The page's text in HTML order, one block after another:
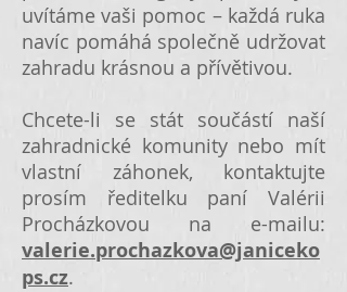
uvítáme vaši pomoc – každá ruka
navíc pomáhá společně udržovat
zahradu krásnou a přívětivou.
Chcete-li se stát součástí naší
zahradnické komunity nebo mít
vlastní záhonek, kontaktujte
prosím ředitelku paní Valérii
Procházkovou na e-mailu:
valerie.prochazkova@janiceko
ps.cz.